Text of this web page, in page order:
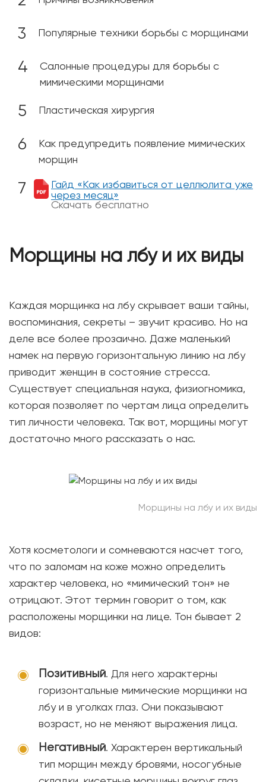
Популярные техники борьбы с морщинами
Салонные процедуры для борьбы с
мимическими морщинами
Пластическая хирургия
Как предупредить появление мимических
морщин
Гайд «Как избавиться от целлюлита уже
через месяц»
Скачать бесплатно
Морщины на лбу и их виды
Каждая морщинка на лбу скрывает ваши тайны,
воспоминания, секреты – звучит красиво. Но на
деле все более прозаично. Даже маленький
намек на первую горизонтальную линию на лбу
приводит женщин в состояние стресса.
Существует специальная наука, физиогномика,
которая позволяет по чертам лица определить
тип личности человека. Так вот, морщины могут
достаточно много рассказать о нас.
Морщины на лбу и их виды
Хотя косметологи и сомневаются насчет того,
что по заломам на коже можно определить
характер человека, но «мимический тон» не
отрицают. Этот термин говорит о том, как
расположены морщинки на лице. Тон бывает 2
видов:
Позитивный. Для него характерны
горизонтальные мимические морщинки на
лбу и в уголках глаз. Они показывают
возраст, но не меняют выражения лица.
Негативный. Характерен вертикальный
тип морщин между бровями, носогубные